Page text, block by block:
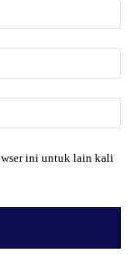
ini untuk lain kali